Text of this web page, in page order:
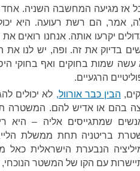
אז מגיעה המחשבה השניה. אחד
אמר, הם רשת רעועה. היא
יקרעו אותה. אנחנו רואים
בדיוק את זה. ופה, יש לנו את
עשה שמות בחוקים ואף בחוקי
הרגעיים.
הבין כבר אורוול, לא יכולים
בהם או אדיש להם. המשטרה
שמתגייסים אליה – היא
בריטניה תחת ממשלת
הנבערת הישראלית כאל
עם הקו של המשטר הנוכחי,